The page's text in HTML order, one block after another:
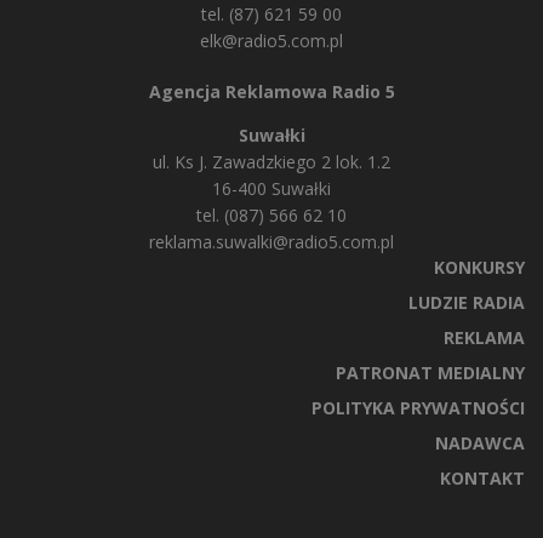
tel. (87) 621 59 00
elk@radio5.com.pl
Agencja Reklamowa Radio 5
Suwałki
ul. Ks J. Zawadzkiego 2 lok. 1.2
16-400 Suwałki
tel. (087) 566 62 10
reklama.suwalki@radio5.com.pl
KONKURSY
LUDZIE RADIA
REKLAMA
PATRONAT MEDIALNY
POLITYKA PRYWATNOŚCI
NADAWCA
KONTAKT